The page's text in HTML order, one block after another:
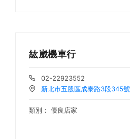
紘崴機車行
02-22923552
新北市五股區成泰路3段345號
類別： 優良店家